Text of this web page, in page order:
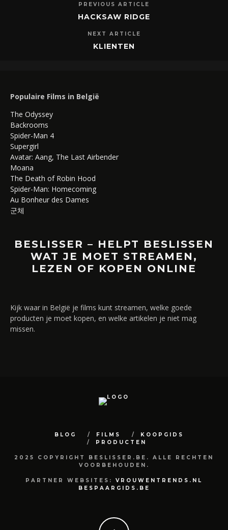
PREVIOUS ARTICLE
HACKSAW RIDGE
NEXT ARTICLE
KLIENTEN
Populaire Films in België
The Odyssey
Backrooms
Spider-Man 4
Supergirl
Avatar: Aang, The Last Airbender
Moana
The Death of Robin Hood
Spider-Man: Homecoming
Au Bonheur des Dames
군체
BESLISSER – HELPT BESLISSEN
WAT JE MOET STREAMEN,
LEZEN OF KOPEN ONLINE
Kijk waar in België je films kunt streamen, welke goede
producten je moet kopen, en welke artikelen je niet mag
missen.
BLOG FILMS
KOOPGIDS
PRODUCTEN
2025 COPYRIGHT BESLISSER.BE. ALLE RECHTEN
VOORBEHOUDEN.
PARTNER WEBSITES: VROUWENTRENDS.NL
BESPAARGIDS.BE